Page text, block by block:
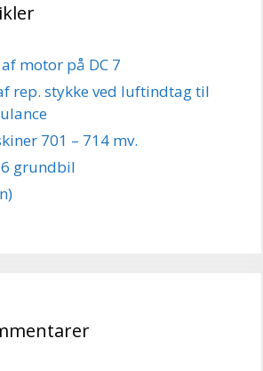
motor på DC 7
rep. stykke ved luftindtag til
701 – 714 mv.
grundbil